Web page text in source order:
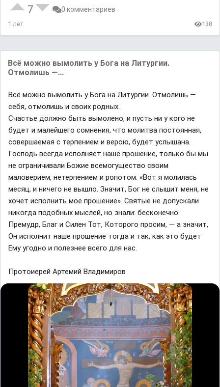
7 0 комментариев
1 лет 138
Всё можно вымолить у Бога на Литургии.
Отмолишь —...
Всё можно вымолить у Бога на Литургии. Отмолишь —
себя, отмолишь и своих родных.
Счастье должно быть вымолено, и пусть ни у кого не
будет и малейшего сомнения, что молитва постоянная,
совершаемая с терпением и верою, будет услышана.
Господь всегда исполняет наше прошение, только бы мы
не ограничивали Божие всемогущество своим
маловерием, нетерпением и ропотом: «Вот я молилась
месяц, и ничего не вышло. Значит, Бог не слышит меня, не
хочет исполнить мое прошение». Святые не допускали
никогда подобных мыслей, но знали: бесконечно
Премудр, Благ и Силен Тот, Которого просим, — а значит,
Он исполнит наше прошение тогда и так, как это будет
Ему угодно и полезнее всего для нас.
Протоиерей Артемий Владимиров